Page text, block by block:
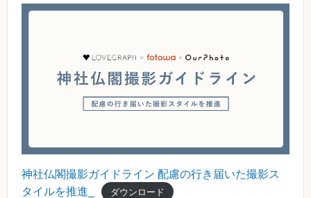
神社仏閣撮影ガイドライン 配慮の行き届いた撮影ス
タイルを推進_
ダウンロード